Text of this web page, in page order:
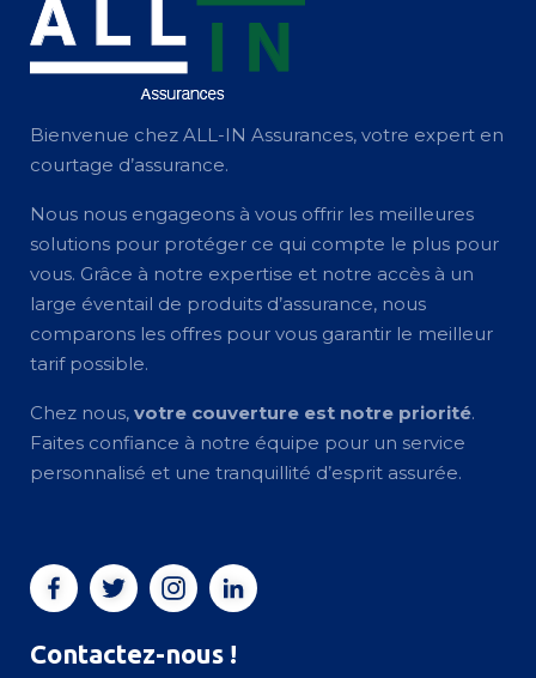
Bienvenue chez ALL-IN Assurances, votre expert en
courtage d’assurance.
Nous nous engageons à vous offrir les meilleures
solutions pour protéger ce qui compte le plus pour
vous. Grâce à notre expertise et notre accès à un
large éventail de produits d’assurance, nous
comparons les offres pour vous garantir le meilleur
tarif possible.
Chez nous, votre couverture est notre priorité.
Faites confiance à notre équipe pour un service
personnalisé et une tranquillité d’esprit assurée.
Contactez-nous !